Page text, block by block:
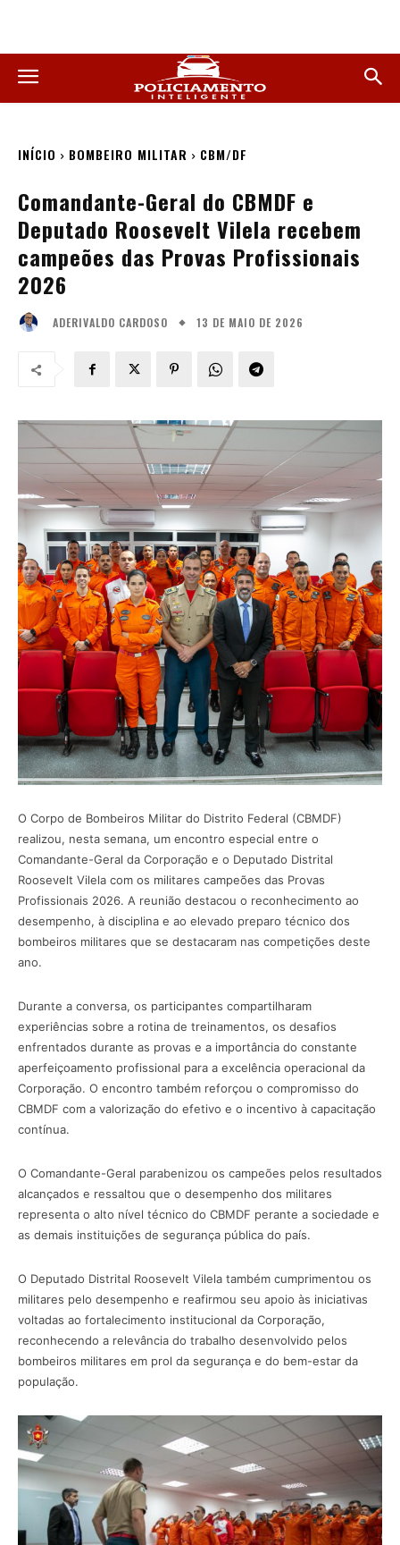
INÍCIO BOMBEIRO MILITAR CBM/DF
Comandante-Geral do CBMDF e
Deputado Roosevelt Vilela recebem
campeões das Provas Profissionais
2026
ADERIVALDO CARDOSO 13 DE MAIO DE 2026
O Corpo de Bombeiros Militar do Distrito Federal (CBMDF)
realizou, nesta semana, um encontro especial entre o
Comandante-Geral da Corporação e o Deputado Distrital
Roosevelt Vilela com os militares campeões das Provas
Profissionais 2026. A reunião destacou o reconhecimento ao
desempenho, à disciplina e ao elevado preparo técnico dos
bombeiros militares que se destacaram nas competições deste
ano.
Durante a conversa, os participantes compartilharam
experiências sobre a rotina de treinamentos, os desafios
enfrentados durante as provas e a importância do constante
aperfeiçoamento profissional para a excelência operacional da
Corporação. O encontro também reforçou o compromisso do
CBMDF com a valorização do efetivo e o incentivo à capacitação
contínua.
O Comandante-Geral parabenizou os campeões pelos resultados
alcançados e ressaltou que o desempenho dos militares
representa o alto nível técnico do CBMDF perante a sociedade e
as demais instituições de segurança pública do país.
O Deputado Distrital Roosevelt Vilela também cumprimentou os
militares pelo desempenho e reafirmou seu apoio às iniciativas
voltadas ao fortalecimento institucional da Corporação,
reconhecendo a relevância do trabalho desenvolvido pelos
bombeiros militares em prol da segurança e do bem-estar da
população.